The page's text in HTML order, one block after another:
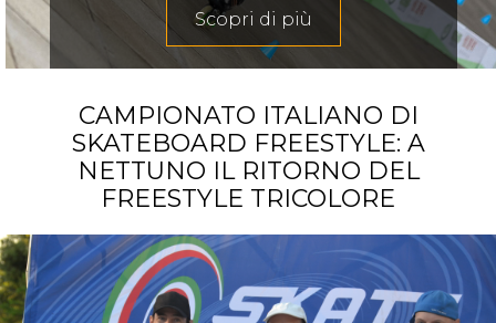
Scopri di più
CAMPIONATO ITALIANO DI
SKATEBOARD FREESTYLE: A
NETTUNO IL RITORNO DEL
FREESTYLE TRICOLORE